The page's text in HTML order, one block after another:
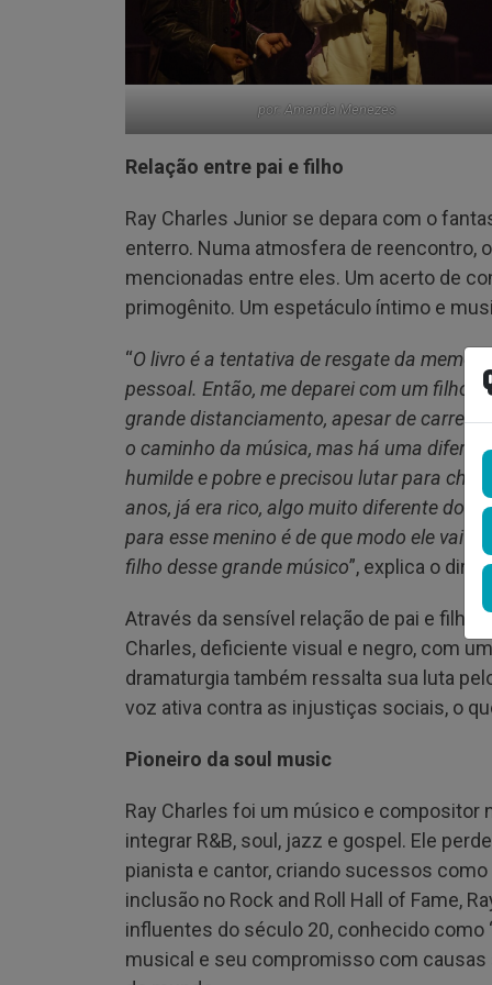
por: Amanda Menezes
Relação entre pai e filho
Ray Charles Junior se depara com o
enterro. Numa atmosfera de reencontro,
mencionadas entre eles. Um acerto de
primogênito. Um espetáculo íntimo e
“O livro é a tentativa de resgate da
pessoal. Então, me deparei com um filho
grande distanciamento, apesar de
o caminho da música, mas há uma
humilde e pobre e precisou lutar para
anos, já era rico, algo muito diferente do
para esse menino é de que modo ele vai
filho desse grande músico”, explica o
Através da sensível relação de pai e
Charles, deficiente visual e negro, com
dramaturgia também ressalta sua luta
voz ativa contra as injustiças sociais, o
Pioneiro da soul music
Ray Charles foi um músico e
integrar R&B, soul, jazz e gospel. Ele
pianista e cantor, criando sucessos como
inclusão no Rock and Roll Hall of Fame,
influentes do século 20, conhecido como
musical e seu compromisso com